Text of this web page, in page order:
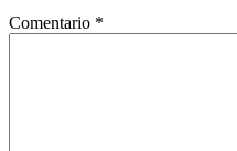
Comentario *